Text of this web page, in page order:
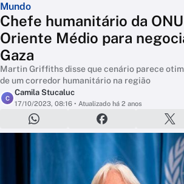
Mundo
Chefe humanitário da
Oriente Médio para
Gaza
Martin Griffiths disse que cenário parece
de um corredor humanitário na região
C
Camila Stucaluc
17/10/2023, 08:16 • Atualizado há 2 anos